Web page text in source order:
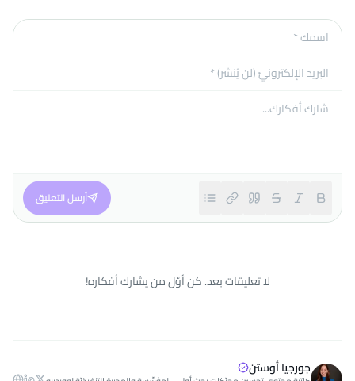
أرسل التعليق
لا تعليقات بعد. كن أوّل من يشارك أفكاره!
جورجيا أوستن